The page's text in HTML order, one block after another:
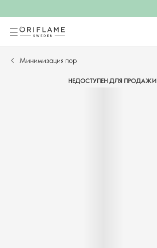
Минимизация пор
НЕДОСТУПЕН ДЛЯ ПРОДАЖИ